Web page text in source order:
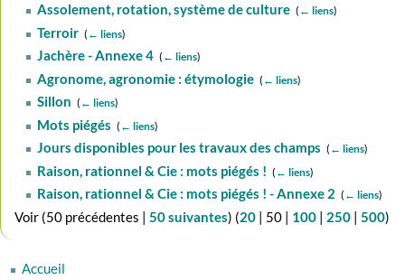
Assolement, rotation, système de culture‎ ( ← liens)
Terroir‎ ( ← liens)
Jachère - Annexe 4‎ ( ← liens)
Agronome, agronomie : étymologie‎ ( ← liens)
Sillon ( ← liens)
Mots piégés ( ← liens)
Jours disponibles pour les travaux des champs ( ← liens)
Raison, rationnel & Cie : mots piégés ! ( ← liens)
Raison, rationnel & Cie : mots piégés ! - Annexe 2 ( ← liens)
Voir (50 précédentes |50 suivantes) (20 | 50 | 100 | 250 |500)
Accueil